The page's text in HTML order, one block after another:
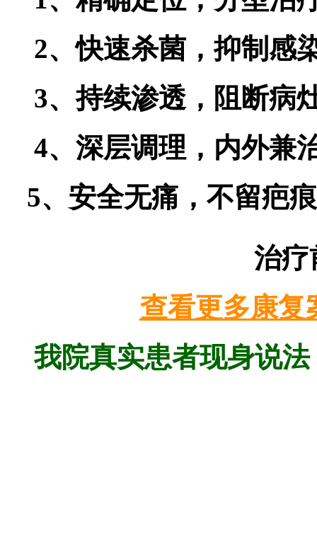
2、快速杀菌，抑制感
3、持续渗透，阻断病
4、深层调理，内外兼
5、安全无痛，不留疤痕
治疗
查看更多康复
我院真实患者现身说法